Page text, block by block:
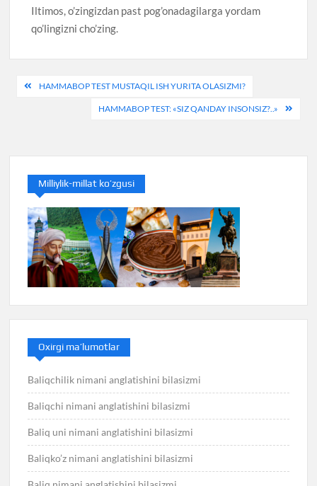
Iltimos, o’zingizdan past pog’onadagilarga yordam
qo’lingizni cho’zing.
PostHAMMABOP TEST MUSTAQIL ISH YURITA OLASIZMI?
HAMMABOP TEST: «SIZ QANDAY INSONSIZ?..»
Milliylik-millat ko’zgusi
Oxirgi ma’lumotlar
Baliqchilik nimani anglatishini bilasizmi
Baliqchi nimani anglatishini bilasizmi
Baliq uni nimani anglatishini bilasizmi
Baliqko’z nimani anglatishini bilasizmi